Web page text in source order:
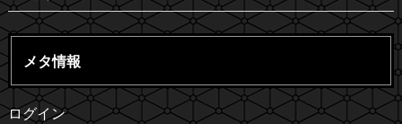
メタ情報
ログイン